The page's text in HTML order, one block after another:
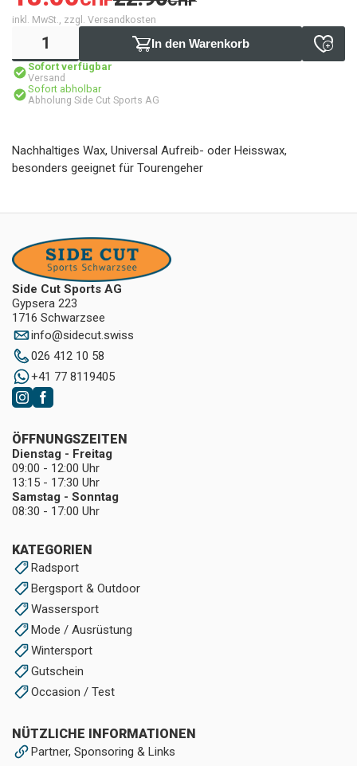
inkl. MwSt., zzgl. Versandkosten
In den Warenkorb
Sofort verfügbar
Versand
Sofort abholbar
Abholung Side Cut Sports AG
Nachhaltiges Wax, Universal Aufreib- oder Heisswax,
besonders geeignet für Tourengeher
Side Cut Sports AG
Gypsera 223
1716 Schwarzsee
info@sidecut.swiss
026 412 10 58
+41 77 8119405
KATEGORIEN
Radsport
Bergsport & Outdoor
Wassersport
Mode / Ausrüstung
Wintersport
Gutschein
Occasion / Test
NÜTZLICHE INFORMATIONEN
Partner, Sponsoring & Links
ÖFFNUNGSZEITEN
Dienstag - Freitag
09:00 - 12:00 Uhr
13:15 - 17:30 Uhr
Samstag - Sonntag
08:30 - 17:00 Uhr